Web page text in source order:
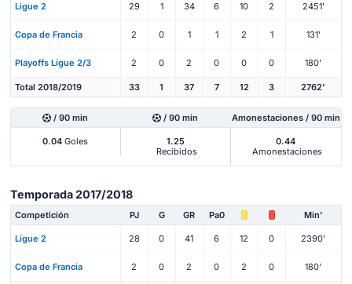
Ligue 2 29 1 34 6 10 2 2451'
Copa de Francia 2 0 1 1 2 1 131'
Playoffs Ligue 2/3 2 0 2 0 0 0 180'
Total 2018/2019 33 1 37 7 12 3 2762'
/ 90 min / 90 min Amonestaciones / 90 min
0.04 Goles
1.25
Recibidos
0.44
Amonestaciones
Temporada 2017/2018
Competición PJ G GR Pa0 Min'
Ligue 2 28 0 41 6 12 0 2390'
Copa de Francia 2 0 2 0 2 0 180'